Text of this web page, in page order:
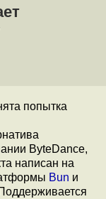
попытка
ByteDance,
написан на
Bun и